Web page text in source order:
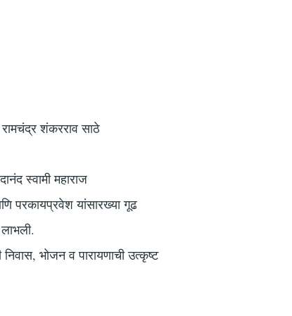
शंकरराव साठे
स्वामी महाराज
परकायप्रवेश यांसारख्या गूढ
निवास, भोजन व पारायणाची उत्कृष्ट